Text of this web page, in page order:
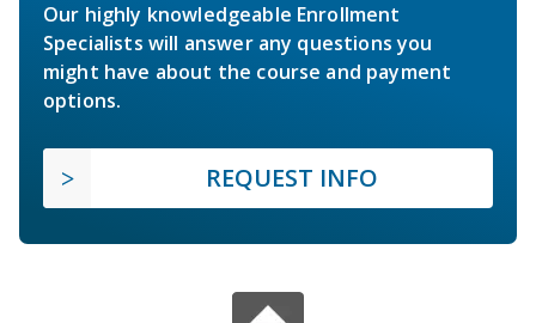
Our highly knowledgeable Enrollment
Specialists will answer any questions you
might have about the course and payment
options.
REQUEST INFO